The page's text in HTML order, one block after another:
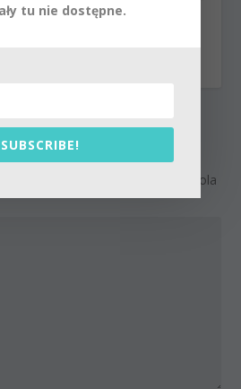
Boga. Reszta to
opublikowany. Wymagane pola
tu nie dostępne.
SUBSCRIBE!